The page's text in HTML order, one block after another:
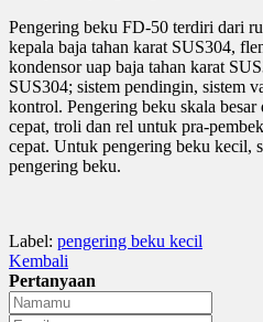
Pengering beku FD-50 terdiri dari
kepala baja tahan karat SUS304,
kondensor uap baja tahan karat
SUS304; sistem pendingin, sistem
kontrol. Pengering beku skala
cepat, troli dan rel untuk pra-
cepat. Untuk pengering beku kecil,
pengering beku.
Label: pengering beku kecil
Kembali
Pertanyaan